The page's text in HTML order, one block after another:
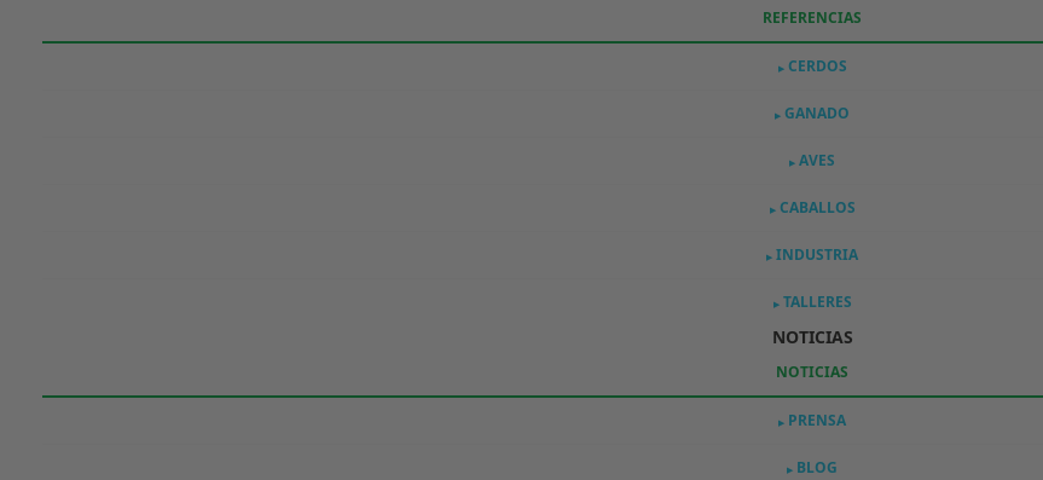
REFERENCIAS
▶ CERDOS
▶ GANADO
▶ AVES
▶ CABALLOS
▶ INDUSTRIA
▶ TALLERES
NOTICIAS
NOTICIAS
▶ PRENSA
▶ BLOG